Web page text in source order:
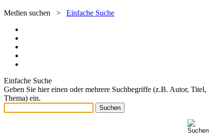
Medien suchen > Einfache Suche
Einfache Suche
Geben Sie hier einen oder mehrere Suchbegriffe (z.B. Autor, Titel,
Thema) ein.